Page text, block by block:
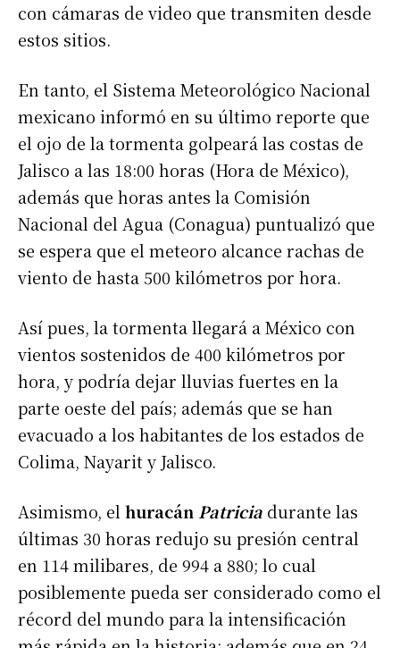
con cámaras de video que transmiten desde
estos sitios.
En tanto, el Sistema Meteorológico Nacional
mexicano informó en su último reporte que
el ojo de la tormenta golpeará las costas de
Jalisco a las 18:00 horas (Hora de México),
además que horas antes la Comisión
Nacional del Agua (Conagua) puntualizó que
se espera que el meteoro alcance rachas de
viento de hasta 500 kilómetros por hora.
Así pues, la tormenta llegará a México con
vientos sostenidos de 400 kilómetros por
hora, y podría dejar lluvias fuertes en la
parte oeste del país; además que se han
evacuado a los habitantes de los estados de
Colima, Nayarit y Jalisco.
Asimismo, elhuracán Patricia durante las
últimas 30 horas redujo su presión central
en 114 milibares, de 994 a 880; lo cual
posiblemente pueda ser considerado como el
récord del mundo para la intensificación